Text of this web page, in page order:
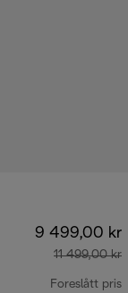
9 499,00 kr
11 499,00 kr
Foreslått pris